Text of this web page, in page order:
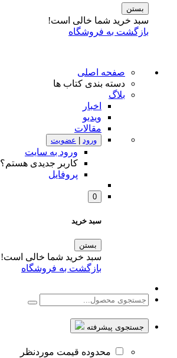
بستن
سبد خرید شما خالی است!
بازگشت به فروشگاه
صفحه اصلی
دسته بندی کتاب ها
بلاگ
اخبار
ویدیو
مقالات
ورود عضویت
ورود به سایت
کاربر جدیدی هستم؟
پروفایل
0
سبد خرید
بستن
سبد خرید شما خالی است!
بازگشت به فروشگاه
جستجوی پیشرفته
محدوده قیمت موردنظر